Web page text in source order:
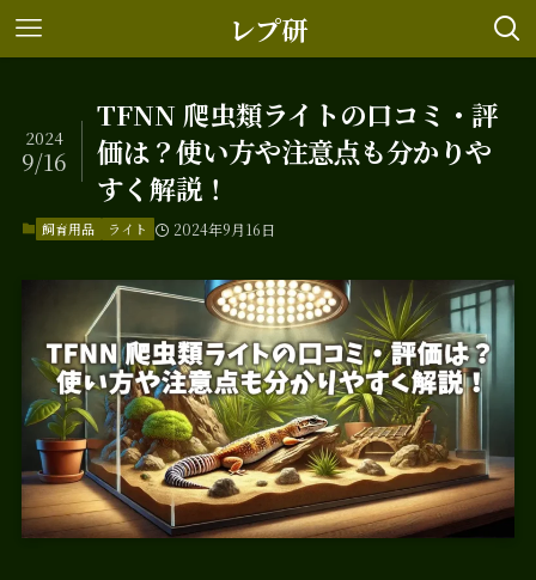
レプ研
TFNN 爬虫類ライトの口コミ・評
価は？使い方や注意点も分かりや
すく解説！
2024
9/16
飼育用品 ライト 2024年9月16日